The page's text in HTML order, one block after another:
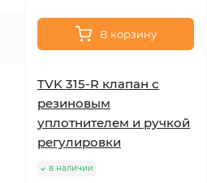
В корзину
TVK 315-R клапан с
резиновым
уплотнителем и ручкой
регулировки
в наличии